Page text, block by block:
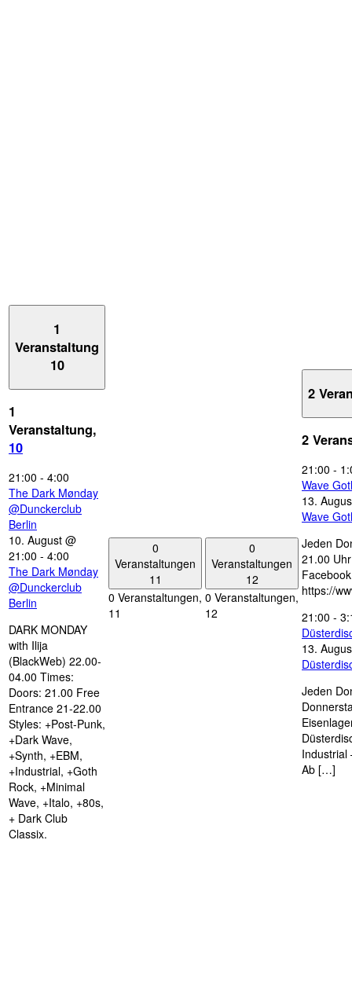
1
Veranstaltung
10
1
Veranstaltung,
10
21:00 - 4:00
The Dark Mønday
@Dunckerclub
Berlin
10. August @
21:00 - 4:00
The Dark Mønday
@Dunckerclub
Berlin
DARK MONDAY
with Ilija
(BlackWeb) 22.00-
04.00 Times:
Doors: 21.00 Free
Entrance 21-22.00
Styles: +Post-Punk,
+Dark Wave,
+Synth, +EBM,
+Industrial, +Goth
Rock, +Minimal
Wave, +Italo, +80s,
+ Dark Club
Classix.
0
Veranstaltungen
11
0 Veranstaltungen,
11
0
Veranstaltungen
12
0 Veranstaltungen,
12
2
2
21:00 -
Wave
13.
Wave
Jeden
21.00
https://
21:00 -
13.
Jeden
Industrial
Ab […]